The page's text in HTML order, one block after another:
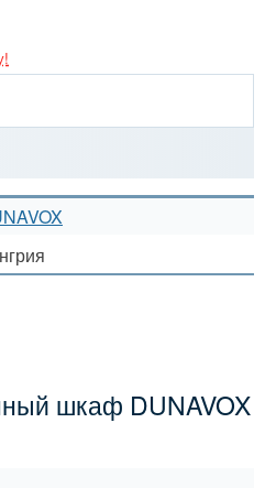
шкаф DUNAVOX